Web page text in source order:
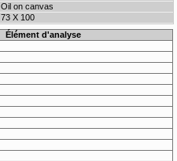
Oil on canvas
73 X 100
Élément d'analyse